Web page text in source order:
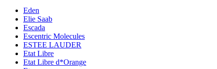
Eden
Elie Saab
Escada
Escentric Molecules
ESTEE LAUDER
Etat Libre
Etat Libre d*Orange